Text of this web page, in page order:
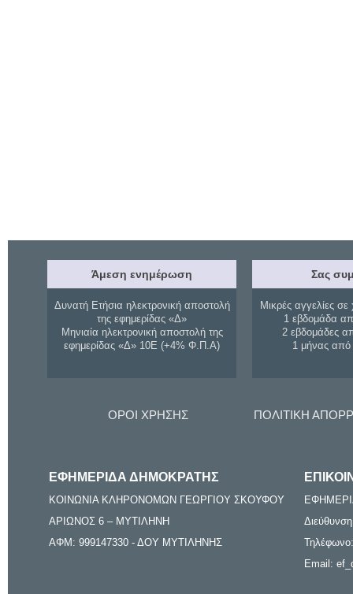
Άμεση ενημέρωση
Δυνατή Ετήσια ηλεκτρονική αποστολή
της εφημερίδας «Δ»
Μηνιαία ηλεκτρονική αποστολή της
εφημερίδας «Δ» 10Ε (+4% Φ.Π.Α)
Σας
Μικρές αγγελίες σε
1 εβδομάδα
2 εβδομάδες
1 μήνας
ΟΡΟΙ ΧΡΗΣΗΣ ΠΟΛΙΤΙΚΗ
ΕΦΗΜΕΡΙΔΑ ΔΗΜΟΚΡΑΤΗΣ
ΚΟΙΝΩΝΙΑ ΚΛΗΡΟΝΟΜΩΝ ΓΕΩΡΓΙΟΥ ΣΚΟΥΦΟΥ
ΑΡΙΩΝΟΣ 6 – ΜΥΤΙΛΗΝΗ
ΑΦΜ: 999147330 - ΔΟΥ ΜΥΤΙΛΗΝΗΣ
Email: